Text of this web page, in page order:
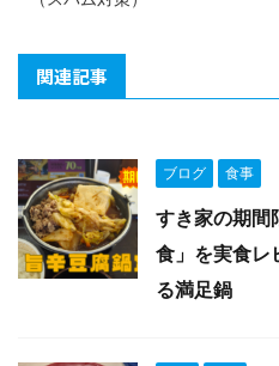
関連記事
ブログ 食事
すき家の期間
食」を実食レ
る満足鍋